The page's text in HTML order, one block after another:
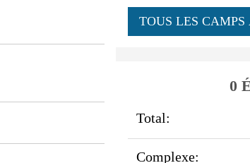
TOUS LES
0
Total:
Complexe: